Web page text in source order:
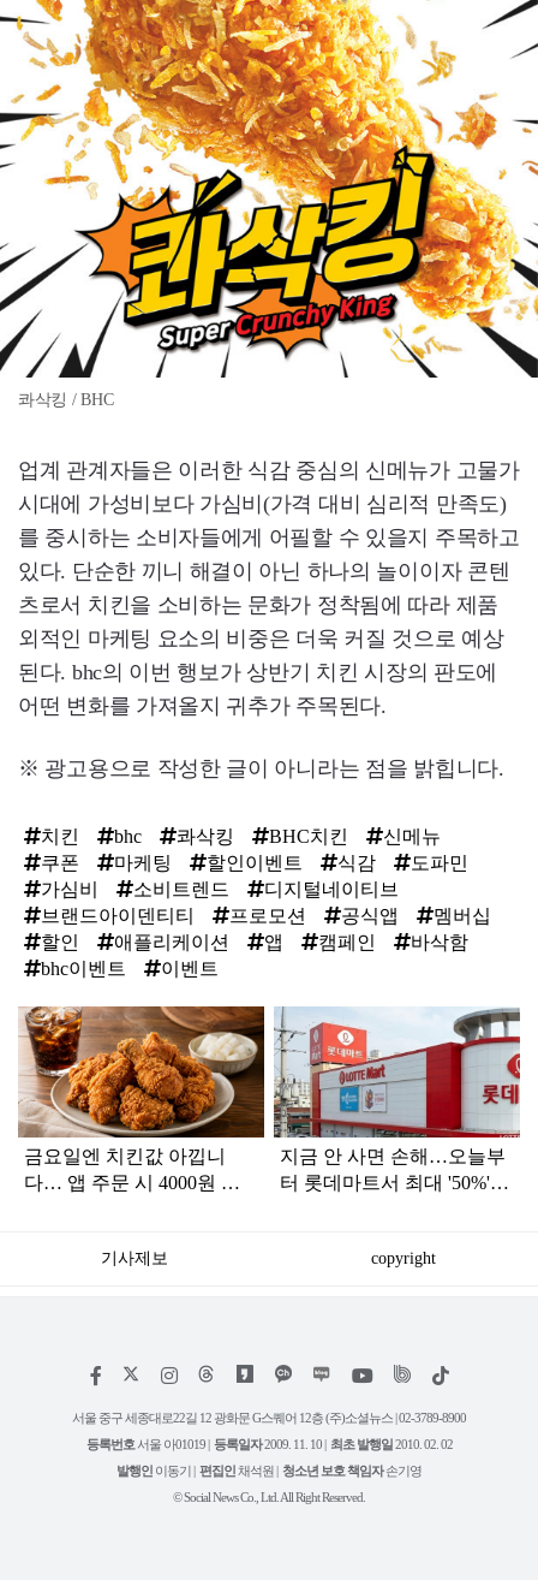
콰삭킹 / BHC
업계 관계자들은 이러한 식감 중심의 신메뉴가 고물가
시대에 가성비보다 가심비(가격 대비 심리적 만족도)
를 중시하는 소비자들에게 어필할 수 있을지 주목하고
있다. 단순한 끼니 해결이 아닌 하나의 놀이이자 콘텐
츠로서 치킨을 소비하는 문화가 정착됨에 따라 제품
외적인 마케팅 요소의 비중은 더욱 커질 것으로 예상
된다. bhc의 이번 행보가 상반기 치킨 시장의 판도에
어떤 변화를 가져올지 귀추가 주목된다.
※ 광고용으로 작성한 글이 아니라는 점을 밝힙니다.
치킨 bhc 콰삭킹 BHC치킨
신메뉴
쿠폰
마케팅 할인이벤트 식감
도파민
가심비
소비트렌드
디지털네이티브
브랜드아이덴티티
프로모션 공식앱
멤버십
할인
애플리케이션 앱 캠페인
바삭함
bhc이벤트
이벤트
탑
라
인
금요일엔 치킨값 아낍니
다… 앱 주문 시 4000원 할
지금 안 사면 손해…오늘부
터 롯데마트서 최대 '50%'
기사제보 copyright
페
스
인
타
램
위
트
유
튜
틱
서울 중구 세종대로22길 12 광화문 G스퀘어 12층 (주)소셜뉴스 | 02-3789-8900
등록번호 서울 아01019 | 등록일자2009. 11. 10 | 최초 발행일2010. 02. 02
발행인 이동기 | 편집인채석원 | 청소년 보호 책임자손기영
© Social News Co., Ltd. All Right Reserved.